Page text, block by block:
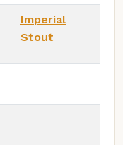
Imperial
Stout